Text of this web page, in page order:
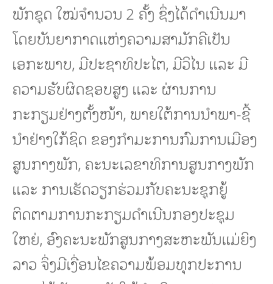
ພັກຊຸດ ໃໝ່ຈໍານວນ 2 ຄັ້ງ ຊຶ່ງໄດ້ດຳເນີນມາ
ໂດຍບັນຍາກາດແຫ່ງຄວາມສາມັກຄີເປັນ
ເອກະພາບ, ມີປະຊາທິປະໄຕ, ມີວິໄນ ແລະ ມີ
ຄວາມຮັບຜິດຊອບສູງ ແລະ ຜ່ານການ
ກະກຽມຢ່າງຕັ້ງໜ້າ, ພາຍໃຕ້ການນໍາພາ-ຊີ້
ນໍາຢ່າງໃກ້ຊິດ ຂອງກຳມະການກົມການເມືອງ
ສູນກາງພັກ, ຄະນະເລຂາທິການສູນກາງພັກ
ແລະ ການເຮັດວຽກຮ່ວມກັບຄະນະຊຸກຍູ້
ຕິດຕາມການກະກຽມດຳເນີນກອງປະຊຸມ
ໃຫຍ່, ອົງຄະນະພັກສູນກາງສະຫະພັນແມ່ຍິງ
ລາວ ຈຶ່ງມີເງື່ອນໄຂຄວາມພ້ອມທຸກປະການ